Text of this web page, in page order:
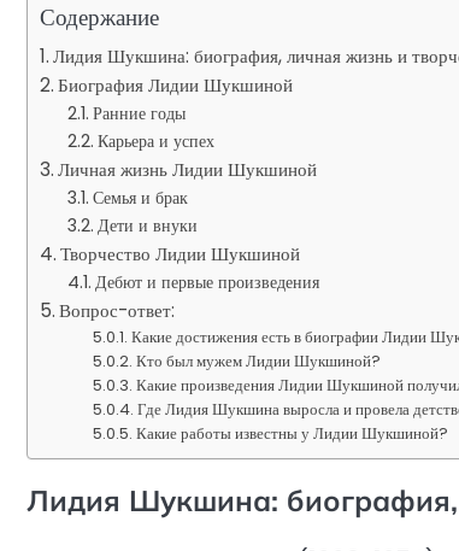
Содержание
Лидия Шукшина: биография, личная жизнь и
Биография Лидии Шукшиной
Ранние годы
Карьера и успех
Личная жизнь Лидии Шукшиной
Семья и брак
Дети и внуки
Творчество Лидии Шукшиной
Дебют и первые произведения
Вопрос-ответ:
Какие достижения есть в биографии Лидии
Кто был мужем Лидии Шукшиной?
Какие произведения Лидии Шукшиной
Где Лидия Шукшина выросла и провела
Какие работы известны у Лидии Шукшиной?
Лидия Шукшина: биография,